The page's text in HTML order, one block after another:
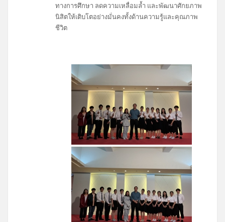
ทางการศึกษา ลดความเหลื่อมล้ำ และพัฒนาศักยภาพ
นิสิตให้เติบโตอย่างมั่นคงทั้งด้านความรู้และคุณภาพ
ชีวิต